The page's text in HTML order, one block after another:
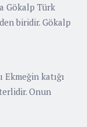
Gökalp Türk
biridir. Gökalp
katığı
Onun